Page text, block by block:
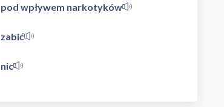
pod wpływem narkotyków
zabić
nic